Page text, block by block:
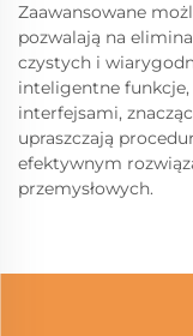
Zaawansowane
pozwalają na
czystych i
inteligentne
interfejsami,
upraszczają
efektywnym
przemysłowych.